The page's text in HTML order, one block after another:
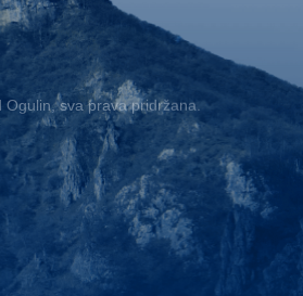
sva prava pridržana.